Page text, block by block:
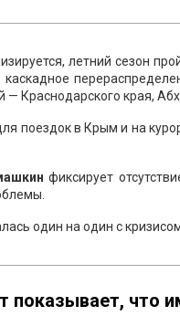
летний сезон
Краснодарского края,
поездок в Крым и на
фиксирует
один на один с
что